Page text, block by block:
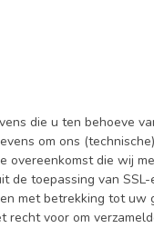
die u ten behoeve
om ons
die wij
de toepassing van
met betrekking tot
voor om